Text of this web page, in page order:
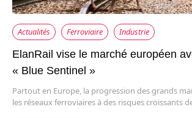
Actualités Ferroviaire Industrie
ElanRail vise le marché européen
« Blue Sentinel »
Partout en Europe, la progression des grands
les réseaux ferroviaires à des risques croissants